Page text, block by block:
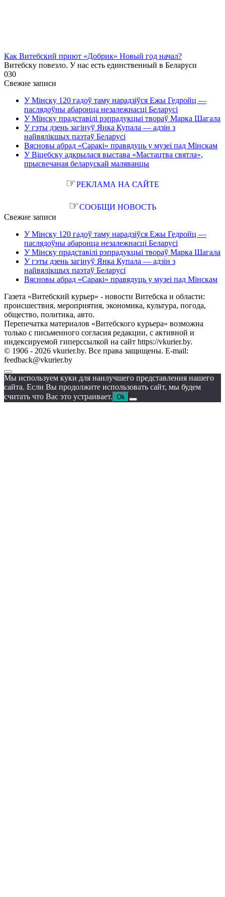
Как Витебский приют «Добрик» Новый год начал?
Витебску повезло. У нас есть единственный в Беларуси
030
Свежие записи
У Мінску 120 гадоў таму нарадзіўся Ежы Гедройц —
паслядоўны абаронца незалежнасці Беларусі
У Мінску прадставілі рэпрадукцыі твораў Марка Шагала
У гэты дзень загінуў Янка Купала — адзін з
найвялікшых паэтаў Беларусі
Вясновы абрад «Саракі» правядуць у музеі пад Мінскам
У Віцебску адкрылася выстава «Мастацтва святла»,
прысвечаная беларускай маляванцы
☞РЕКЛАМА НА САЙТЕ
☞СООБЩИ НОВОСТЬ
Свежие записи
У Мінску 120 гадоў таму нарадзіўся Ежы Гедройц —
паслядоўны абаронца незалежнасці Беларусі
У Мінску прадставілі рэпрадукцыі твораў Марка Шагала
У гэты дзень загінуў Янка Купала — адзін з
найвялікшых паэтаў Беларусі
Вясновы абрад «Саракі» правядуць у музеі пад Мінскам
Газета «Витебский курьер» - новости Витебска и области:
происшествия, мероприятия, экономика, культура, погода,
общество, политика, авто.
Перепечатка материалов «Витебского курьера» возможна
только с письменного согласия редакции, с активной и
индексируемой гиперссылкой на сайт https://vkurier.by.
© 1906 - 2026 vkurier.by. Все права защищены. E-mail:
feedback@vkurier.by
Мы используем куки для наилучшего представления нашего
сайта. Если Вы продолжите использовать сайт, мы будем
считать что Вас это устраивает. Ok